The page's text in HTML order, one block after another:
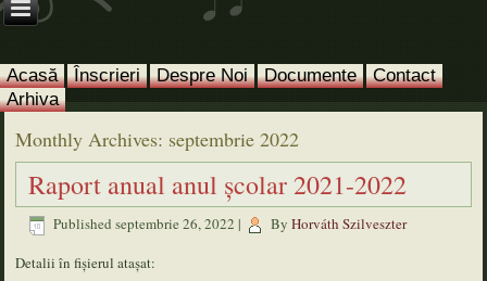
Acasă Înscrieri Despre Noi Documente
Contact
Arhiva
Monthly Archives: septembrie 2022
Raport anual anul școlar 2021-2022
Published septembrie 26, 2022 | By Horváth Szilveszter
Detalii în fișierul atașat: